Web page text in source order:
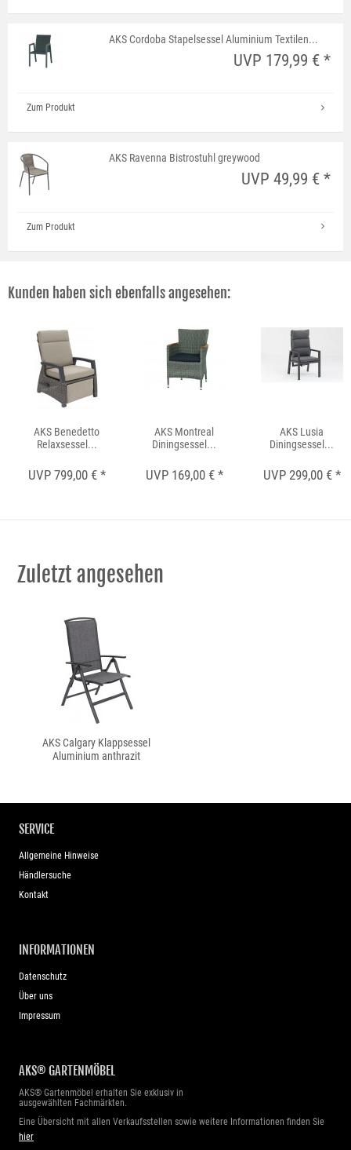
AKS Cordoba Stapelsessel Aluminium Textilen...
UVP 179,99 € *
Zum Produkt
AKS Ravenna Bistrostuhl greywood
UVP 49,99 € *
Zum Produkt
Kunden haben sich ebenfalls angesehen:
AKS Benedetto
Relaxsessel...
UVP 799,00 € *
AKS Montreal
Diningsessel...
UVP 169,00 € *
AKS Lusia
Diningsessel...
UVP 299,00 € *
Zuletzt angesehen
AKS Calgary Klappsessel
Aluminium anthrazit
SERVICE
Allgemeine Hinweise
Händlersuche
Kontakt
INFORMATIONEN
Datenschutz
Über uns
Impressum
AKS® GARTENMÖBEL
AKS® Gartenmöbel erhalten Sie exklusiv in
ausgewählten Fachmärkten.
Eine Übersicht mit allen Verkaufsstellen sowie weitere Informationen finden Sie
hier